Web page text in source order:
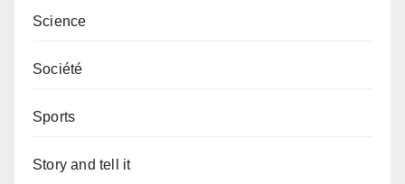
Science
Société
Sports
Story and tell it